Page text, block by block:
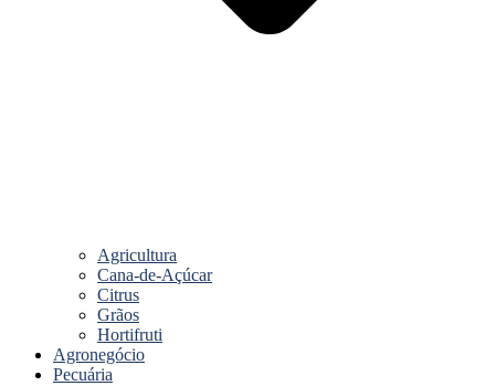
Agricultura
Cana-de-Açúcar
Citrus
Grãos
Hortifruti
Agronegócio
Pecuária